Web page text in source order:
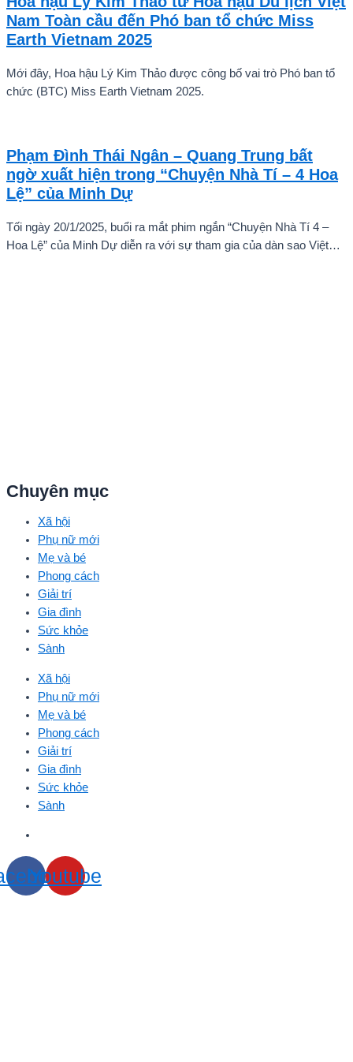
ấn tượng mạnh với giọng hát trữ tình sâu lắng, mang đậm hơi thở
quê hương.
Nam Toàn cầu đến Phó ban tổ chức Miss
Earth Vietnam 2025
Mới đây, Hoa hậu Lý Kim Thảo được công bố vai trò Phó ban tổ
chức (BTC) Miss Earth Vietnam 2025.
Phạm Đình Thái Ngân – Quang Trung bất
ngờ xuất hiện trong “Chuyện Nhà Tí – 4 Hoa
Lệ” của Minh Dự
Tối ngày 20/1/2025, buổi ra mắt phim ngắn “Chuyện Nhà Tí 4 –
Hoa Lệ” của Minh Dự diễn ra với sự tham gia của dàn sao Việt
Chuyên mục
Xã hội
Phụ nữ mới
Mẹ và bé
Phong cách
Giải trí
Gia đình
Sức khỏe
Sành
Xã hội
Phụ nữ mới
Mẹ và bé
Phong cách
Giải trí
Gia đình
Sức khỏe
Sành
Youtube